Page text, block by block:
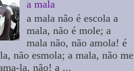
a mala
a mala não é escola a
mala, não é mole; a
mala não, não amola! é
não esmola; a mala, não me
la, não! a ...